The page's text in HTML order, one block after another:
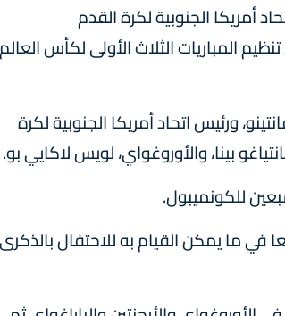
أمريكا الجنوبية لكرة القدم
المباريات الثلاث الأولى لكأس العالم
ورئيس اتحاد أمريكا الجنوبية لكرة
بينا، والأوروغواي، لويس لاكايي بو.
للكونميبول.
في ما يمكن القيام به للاحتفال بالذكرى